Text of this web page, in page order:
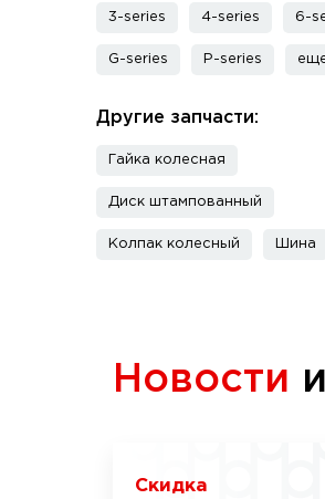
3-series 4-series 6-
G-series P-series
Другие запчасти:
Гайка колесная
Диск штампованный
Колпак колесный Шина
Новости
Скидка